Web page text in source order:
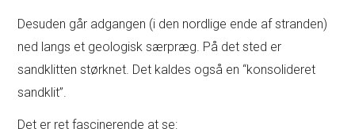
Desuden går adgangen (i den nordlige ende af stranden)
ned langs et geologisk særpræg. På det sted er
sandklitten størknet. Det kaldes også en “konsolideret
sandklit”.
Det er ret fascinerende at se: